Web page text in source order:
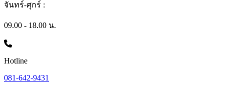
จันทร์-ศุกร์ :
09.00 - 18.00 น.
Hotline
081-642-9431